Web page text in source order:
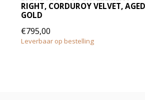
RIGHT, CORDUROY VELVET, AGED
GOLD
€795,00
Leverbaar op bestelling